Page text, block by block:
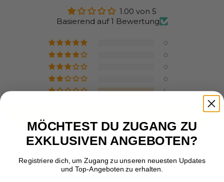
1.00 von 5
Basierend auf 1 Bewertung
0
0
0
0
1
Sort by
MÖCHTEST DU ZUGANG ZU
EXKLUSIVEN ANGEBOTEN?
Registriere dich, um Zugang zu unseren neuesten Updates
und Top-Angeboten zu erhalten.